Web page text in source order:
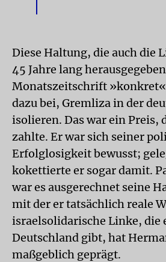
Diese Haltung, die auch die
45 Jahre lang
Monatszeitschrift
dazu bei, Gremliza in der
isolieren. Das war ein Preis,
zahlte. Er war sich seiner
Erfolglosigkeit bewusst;
kokettierte er sogar damit.
war es ausgerechnet seine
mit der er tatsächlich reale
israelsolidarische Linke, die
Deutschland gibt, hat
maßgeblich geprägt.